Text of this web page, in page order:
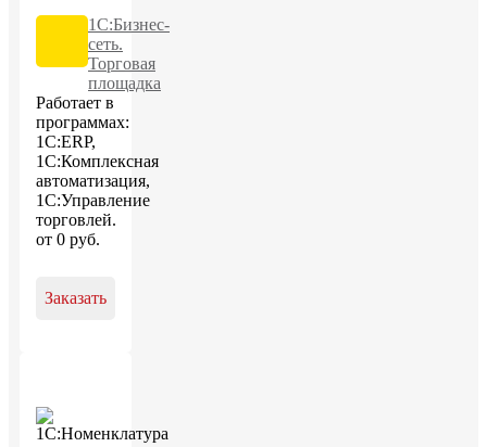
1С:Бизнес-
сеть.
Торговая
площадка
Работает в
программах:
1С:ERP,
1С:Комплексная
автоматизация,
1С:Управление
торговлей.
от 0 руб.
Заказать